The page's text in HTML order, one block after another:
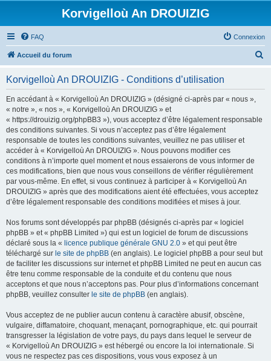
Korvigelloù An DROUIZIG
FAQ Connexion
Accueil du forum
Korvigelloù An DROUIZIG - Conditions d’utilisation
En accédant à « Korvigelloù An DROUIZIG » (désigné ci-après par « nous »,
« notre », « nos », « Korvigelloù An DROUIZIG » et
« https://drouizig.org/phpBB3 »), vous acceptez d’être légalement responsable
des conditions suivantes. Si vous n’acceptez pas d’être légalement
responsable de toutes les conditions suivantes, veuillez ne pas utiliser et
accéder à « Korvigelloù An DROUIZIG ». Nous pouvons modifier ces
conditions à n’importe quel moment et nous essaierons de vous informer de
ces modifications, bien que nous vous conseillons de vérifier régulièrement
par vous-même. En effet, si vous continuez à participer à « Korvigelloù An
DROUIZIG » après que des modifications aient été effectuées, vous acceptez
d’être légalement responsable des conditions modifiées et mises à jour.
Nos forums sont développés par phpBB (désignés ci-après par « logiciel
phpBB » et « phpBB Limited ») qui est un logiciel de forum de discussions
déclaré sous la « licence publique générale GNU 2.0 » et qui peut être
téléchargé sur le site de phpBB (en anglais). Le logiciel phpBB a pour seul but
de faciliter les discussions sur internet et phpBB Limited ne peut en aucun cas
être tenu comme responsable de la conduite et du contenu que nous
acceptons et que nous n’acceptons pas. Pour plus d’informations concernant
phpBB, veuillez consulter le site de phpBB (en anglais).
Vous acceptez de ne publier aucun contenu à caractère abusif, obscène,
vulgaire, diffamatoire, choquant, menaçant, pornographique, etc. qui pourrait
transgresser la législation de votre pays, du pays dans lequel le serveur de
« Korvigelloù An DROUIZIG » est hébergé ou encore la loi internationale. Si
vous ne respectez pas ces dispositions, vous vous exposez à un